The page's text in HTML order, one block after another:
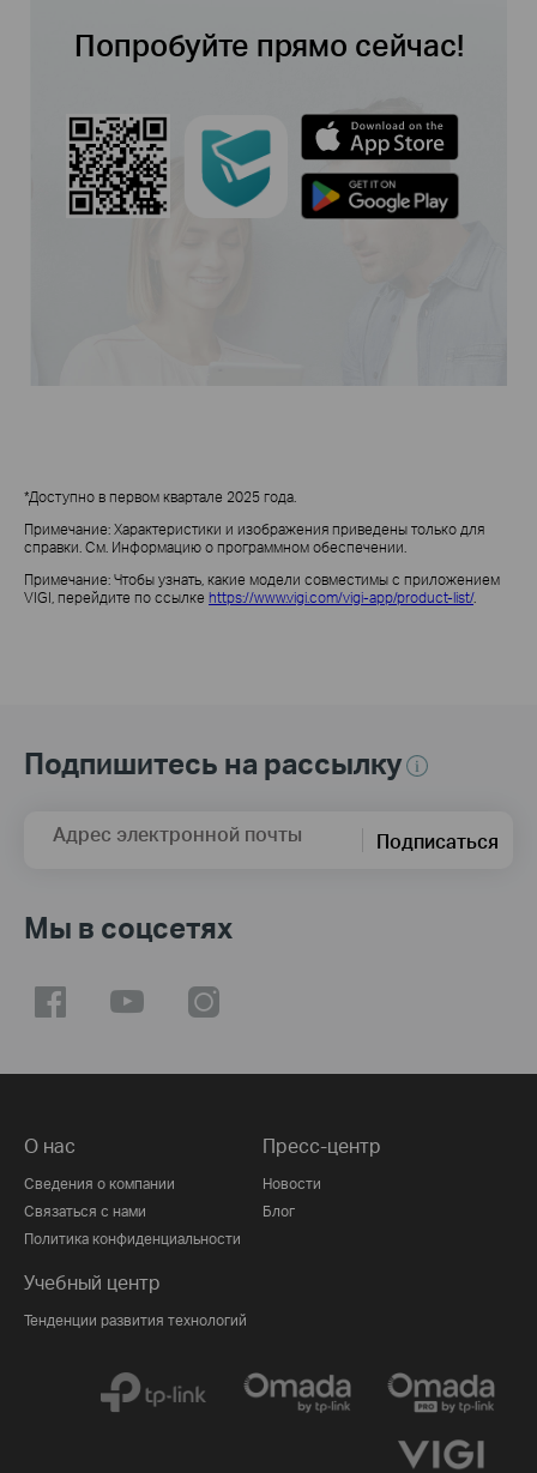
Попробуйте прямо сейчас!
*Доступно в первом квартале 2025 года.
Примечание: Характеристики и изображения приведены только для
справки. См. Информацию о программном обеспечении.
Примечание: Чтобы узнать, какие модели совместимы с приложением
VIGI, перейдите по ссылке https://www.vigi.com/vigi-app/product-list/.
Подпишитесь на рассылку
Адрес электронной почты Подписаться
Мы в соцсетях
О нас
Сведения о компании
Связаться с нами
Политика конфиденциальности
Пресс-центр
Новости
Блог
Учебный центр
Тенденции развития технологий